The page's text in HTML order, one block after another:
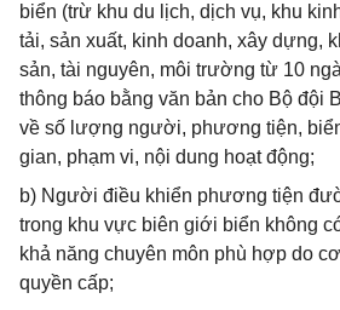
biển (trừ khu du lịch, dịch vụ, khu
tải, sản xuất, kinh doanh, xây dựng,
sản, tài nguyên, môi trường từ 10
thông báo bằng văn bản cho Bộ đội
về số lượng người, phương tiện,
gian, phạm vi, nội dung hoạt động;
b) Người điều khiển phương tiện
trong khu vực biên giới biển không
khả năng chuyên môn phù hợp do
quyền cấp;